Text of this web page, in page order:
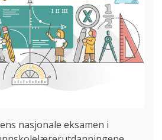
nasjonale eksamen i